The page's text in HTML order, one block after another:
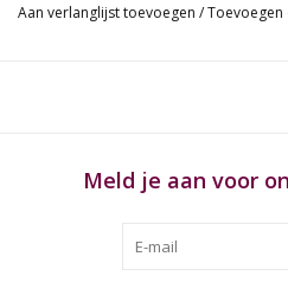
Aan verlanglijst toevoegen /Toevoegen
Meld je aan voor